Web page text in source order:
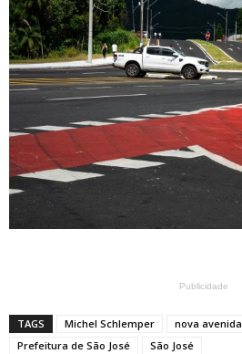
Publicidade
TAGS Michel Schlemper nova avenida
Prefeitura de São José
São José